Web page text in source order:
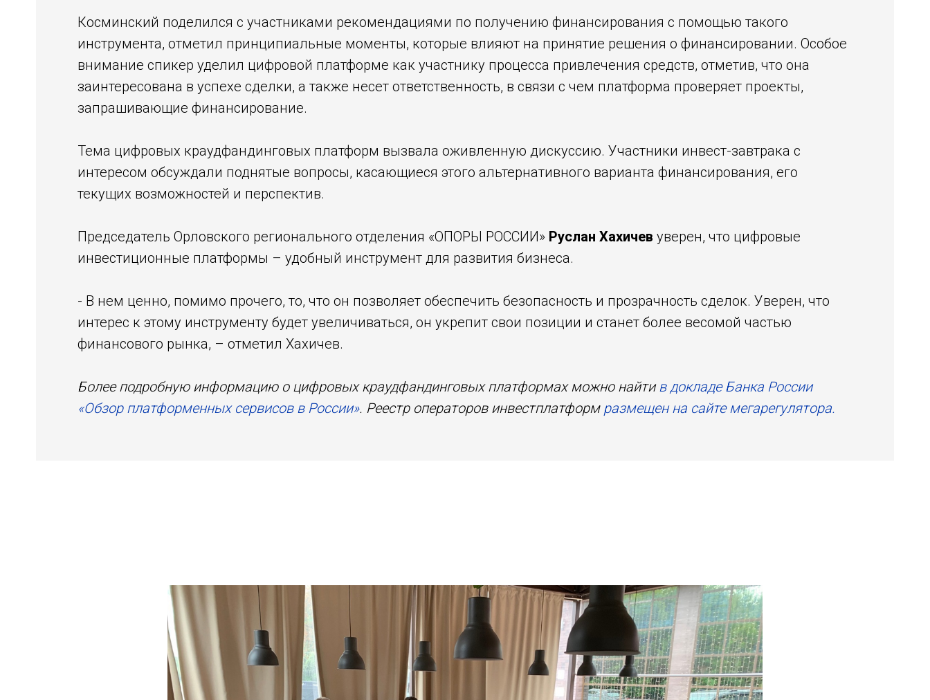
Косминский поделился с участниками рекомендациями по получению финансирования с помощью такого
инструмента, отметил принципиальные моменты, которые влияют на принятие решения о финансировании. Особое
внимание спикер уделил цифровой платформе как участнику процесса привлечения средств, отметив, что она
заинтересована в успехе сделки, а также несет ответственность, в связи с чем платформа проверяет проекты,
запрашивающие финансирование.
Тема цифровых краудфандинговых платформ вызвала оживленную дискуссию. Участники инвест-завтрака с
интересом обсуждали поднятые вопросы, касающиеся этого альтернативного варианта финансирования, его
текущих возможностей и перспектив.
Председатель Орловского регионального отделения «ОПОРЫ РОССИИ» Руслан Хахичев уверен, что цифровые
инвестиционные платформы – удобный инструмент для развития бизнеса.
- В нем ценно, помимо прочего, то, что он позволяет обеспечить безопасность и прозрачность сделок. Уверен, что
интерес к этому инструменту будет увеличиваться, он укрепит свои позиции и станет более весомой частью
финансового рынка, – отметил Хахичев.
Более подробную информацию о цифровых краудфандинговых платформах можно найтив докладе Банка России
«Обзор платформенных сервисов в России». Реестр операторов инвестплатформ размещен на сайте мегарегулятора.